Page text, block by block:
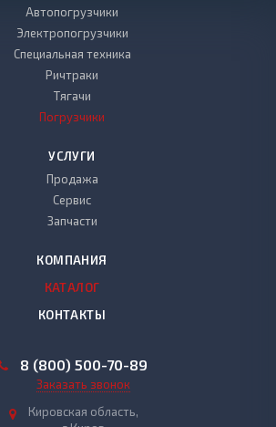
Автопогрузчики
Электропогрузчики
Специальная техника
Ричтраки
Тягачи
Погрузчики
УСЛУГИ
Продажа
Сервис
Запчасти
КОМПАНИЯ
КАТАЛОГ
КОНТАКТЫ
8 (800) 500-70-89
Заказать звонок
Кировская область,